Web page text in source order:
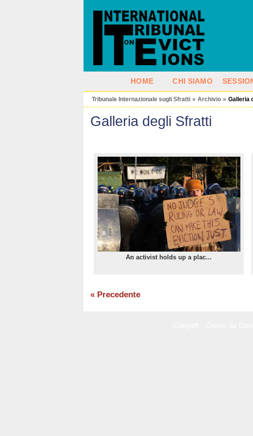
HOME CHI SIAMO
Tribunale Internazionale sugli Sfratti » Archivio » Galleria
Galleria degli Sfratti
An activist holds up a plac...
« Precedente